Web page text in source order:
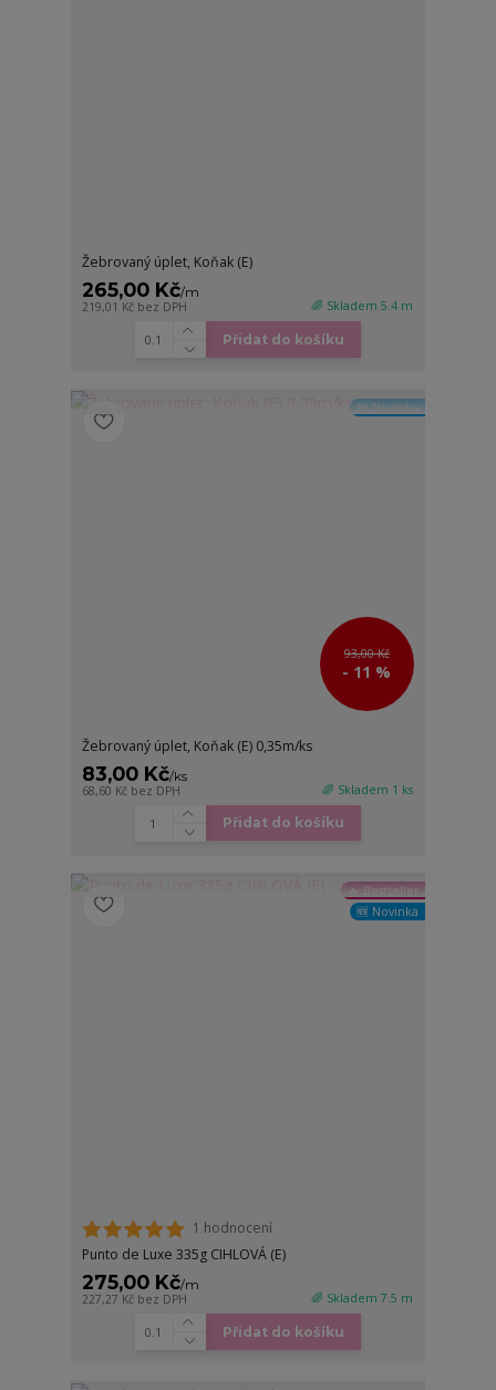
Žebrovaný úplet, Koňak (E)
265,00 Kč/m
219,01 Kč bez DPH 🌈 Skladem 5.4 m
Přidat do košíku
🆕 Novinka
93,00 Kč
- 11 %
Žebrovaný úplet, Koňak (E) 0,35m/ks
83,00 Kč/ks
68,60 Kč bez DPH 🌈 Skladem 1 ks
Přidat do košíku
🔥 Bestseller
🆕 Novinka
1 hodnocení
Punto de Luxe 335g CIHLOVÁ (E)
275,00 Kč/m
227,27 Kč bez DPH 🌈 Skladem 7.5 m
Přidat do košíku